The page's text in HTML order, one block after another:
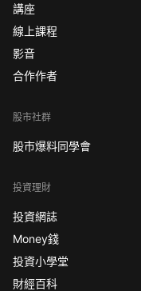
講座
線上課程
影音
合作作者
股市社群
股市爆料同學會
投資理財
投資網誌
Money錢
投資小學堂
財經百科